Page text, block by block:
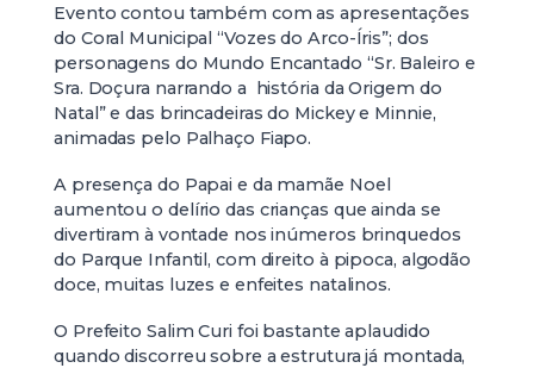
Evento contou também com as apresentações
do Coral Municipal “Vozes do Arco-Íris”; dos
personagens do Mundo Encantado “Sr. Baleiro e
Sra. Doçura narrando a história da Origem do
Natal” e das brincadeiras do Mickey e Minnie,
animadas pelo Palhaço Fiapo.
A presença do Papai e da mamãe Noel
aumentou o delírio das crianças que ainda se
divertiram à vontade nos inúmeros brinquedos
do Parque Infantil, com direito à pipoca, algodão
doce, muitas luzes e enfeites natalinos.
O Prefeito Salim Curi foi bastante aplaudido
quando discorreu sobre a estrutura já montada,